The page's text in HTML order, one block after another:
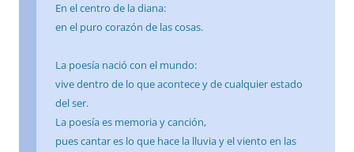
En el centro de la diana:
en el puro corazón de las cosas.
La poesía nació con el mundo:
vive dentro de lo que acontece y de cualquier estado
del ser.
La poesía es memoria y canción,
pues cantar es lo que hace la lluvia y el viento en las